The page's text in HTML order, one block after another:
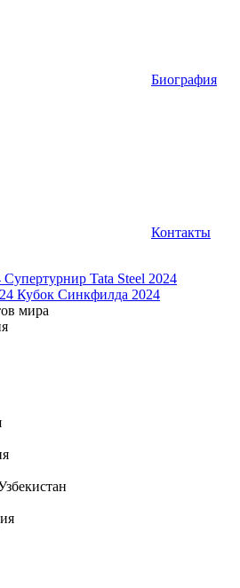
Биография
Контакты
Супертурнир Tata Steel 2024
Кубок Синкфилда 2024
мира